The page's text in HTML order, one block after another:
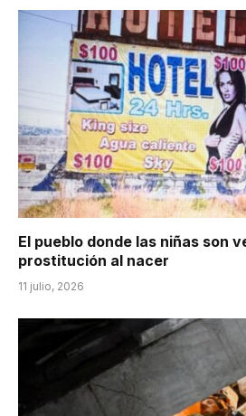
El pueblo donde las niñas son
prostitución al nacer
11 julio, 2026